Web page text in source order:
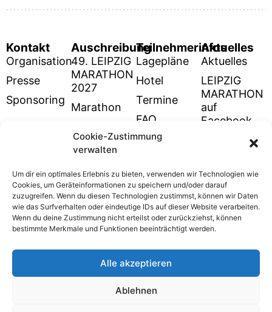
Cookie-Zustimmung
verwalten
Um dir ein optimales Erlebnis zu bieten, verwenden wir Technologien wie
Cookies, um Geräteinformationen zu speichern und/oder darauf
zuzugreifen. Wenn du diesen Technologien zustimmst, können wir Daten
wie das Surfverhalten oder eindeutige IDs auf dieser Website verarbeiten.
Wenn du deine Zustimmung nicht erteilst oder zurückziehst, können
bestimmte Merkmale und Funktionen beeinträchtigt werden.
Alle akzeptieren
Ablehnen
Kontakt
Organisation
Presse
Sponsoring
Auschreibung
49. LEIPZIG
MARATHON
2027
Marathon
4km
10km
Lauf/Walken
Stadtwerke-
Kinderlauf
Schülermarathon
Teilnehmerinfos
Lagepläne
Hotel
Termine
FAQ
Rückblick
Aktuelles
Aktuelles
LEIPZIG
MARATHON
auf
Facebook
Instagram